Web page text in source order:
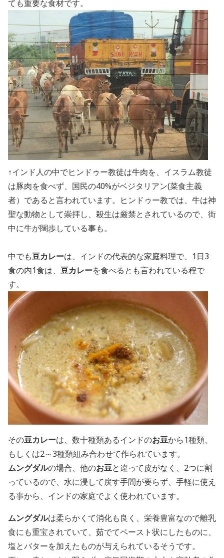
ても重要な食材です。
↑インド人の中でヒンドゥー教徒は牛肉を、イスラム教徒
は豚肉を食べず、国民の40%がベジタリアン(菜食主義
者）であると言われています。ヒンドゥー教では、牛は神
聖な動物として崇拝し、殺生は厳禁とされているので、街
中に牛が闊歩している事も。
中でも豆カレーは、インドの代表的な家庭料理で、1日3
食の内1食は、 豆カレーを食べるとも言われている程で
す。
その豆カレーは、数十種類あるインドのお豆から1種類、
もしくは2～3種類組み合わせて作られています。
ムングダルの場合、他のお豆と違って皮がなく、2つに割
っているので、水に浸して戻す手間が要らず、手軽に使え
る事から、インドの家庭でよく使われています。
ムングダルは柔らかくて消化も良く、栄養豊富なので離乳
食にも重宝されていて、茹でてペースト状にしたものに、
塩とバターを加えたものが与えられているそうです。